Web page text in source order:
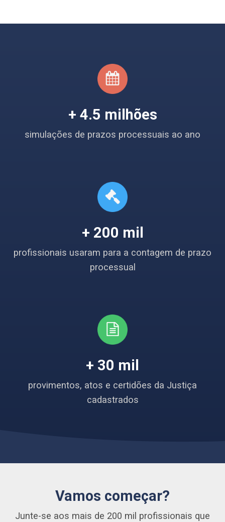
+ 4.5 milhões
simulações de prazos processuais ao ano
+ 200 mil
profissionais usaram para a contagem de prazo
processual
+ 30 mil
provimentos, atos e certidões da Justiça
cadastrados
Vamos começar?
Junte-se aos mais de 200 mil profissionais que